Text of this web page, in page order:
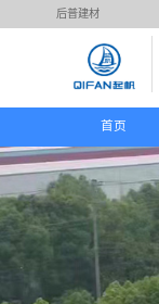
后普建材
首页